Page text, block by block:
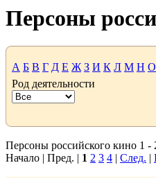
Персоны
А Б В Г Д Е Ж З И К Л М Н О
Род деятельности
Персоны российского кино 1 -
Начало | Пред. | 1 2 3 4 | След. |